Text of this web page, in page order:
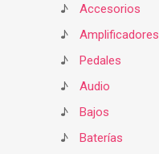
♪
Accesorios
♪
Amplificadores
♪
Pedales
♪
Audio
♪
Bajos
♪
Baterías